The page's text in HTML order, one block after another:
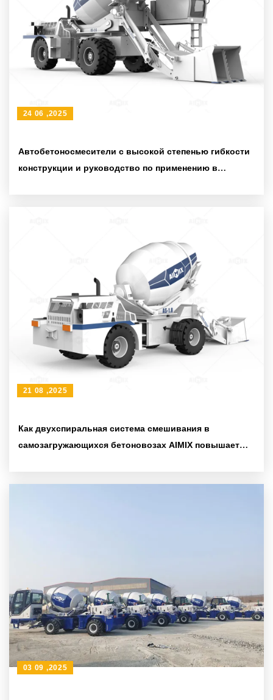
Автобетоносмесители с высокой степенью гибкости
конструкции и руководство по применению в
24 06 ,2025
Как двухспиральная система смешивания в
самозагружающихся бетоновозах AIMIX повышает
21 08 ,2025
03 09 ,2025